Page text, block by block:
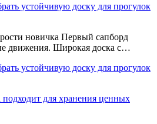
устойчивую доску для прогулок
новичка Первый сапборд
движения. Широкая доска с…
устойчивую доску для прогулок
подходит для хранения ценных